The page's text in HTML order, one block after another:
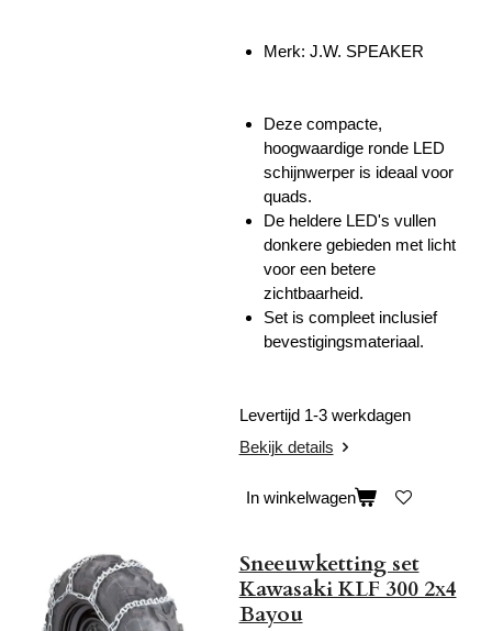
Merk: J.W. SPEAKER
Deze compacte,
hoogwaardige ronde LED
schijnwerper is ideaal voor
quads.
De heldere LED's vullen
donkere gebieden met licht
voor een betere
zichtbaarheid.
Set is compleet inclusief
bevestigingsmateriaal.
Levertijd 1-3 werkdagen
Bekijk details
In winkelwagen
Sneeuwketting set
Kawasaki KLF 300 2x4
Bayou